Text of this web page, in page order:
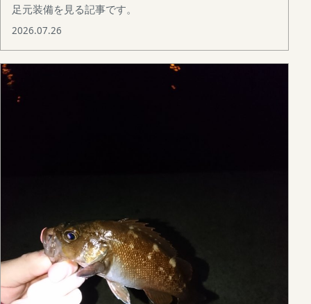
足元装備を見る記事です。
2026.07.26